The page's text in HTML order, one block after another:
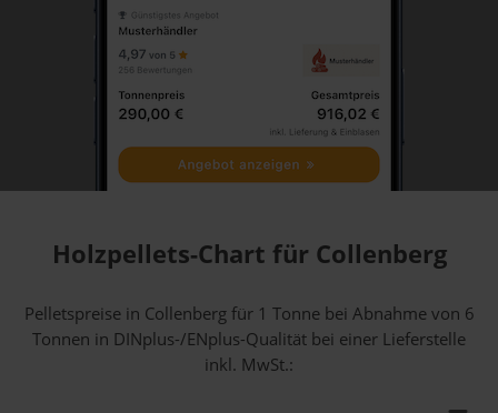
Holzpellets-Chart für Collenberg
Pelletspreise in Collenberg für 1 Tonne bei Abnahmevon 6
Tonnen in DINplus-/ENplus-Qualität bei einer Lieferstelle
inkl. MwSt.: